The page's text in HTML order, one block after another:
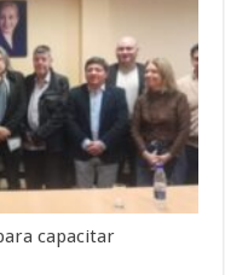
capacitar